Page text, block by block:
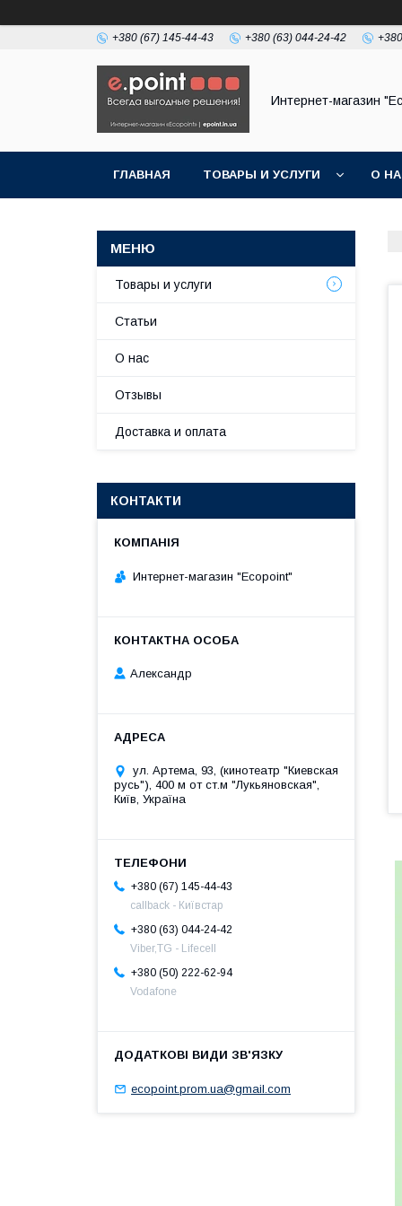
+380 (67) 145-44-43 +380 (63) 044-24-42
Интернет-магазин
ГЛАВНАЯ ТОВАРЫ И УСЛУГИ О
Товары и услуги
Статьи
О нас
Отзывы
Доставка и оплата
КОНТАКТИ
Интернет-магазин "Ecopoint"
Александр
ул. Артема, 93, (кинотеатр "Киевская
русь"), 400 м от ст.м "Лукьяновская",
Київ, Україна
+380 (67) 145-44-43
callback - Київстар
+380 (63) 044-24-42
Viber,TG - Lifecell
+380 (50) 222-62-94
Vodafone
ecopoint.prom.ua@gmail.com